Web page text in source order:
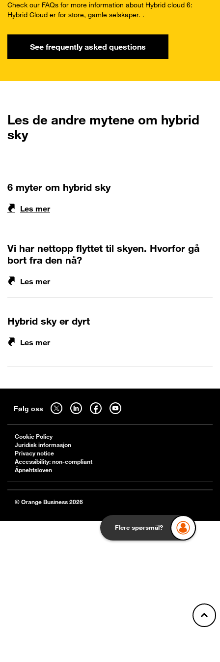
Check our FAQs for more information about Hybrid cloud 6:
Hybrid Cloud er for store, gamle selskaper. .
See frequently asked questions
Les de andre mytene om hybrid
sky
6 myter om hybrid sky
Les mer
Vi har nettopp flyttet til skyen. Hvorfor gå
bort fra den nå?
Les mer
Hybrid sky er dyrt
Les mer
Flere spørsmål?
Følg oss
Følg oss på twitter - åpnes i en ny fane
Følg oss på linkedin - åpnes i en ny fane
Følg oss på facebook - åpnes i en ny fane
Følg oss på youtube - åpnes i en ny fane
Cookie Policy
Juridisk informasjon
Privacy notice
Accessibility: non-compliant
Åpnehtsloven
© Orange Business 2026